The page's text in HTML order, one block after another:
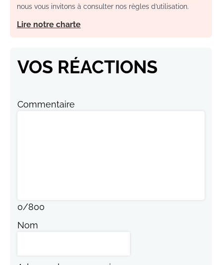
nous vous invitons à consulter nos règles d’utilisation.
Lire notre charte
VOS RÉACTIONS
Commentaire
0/800
Nom